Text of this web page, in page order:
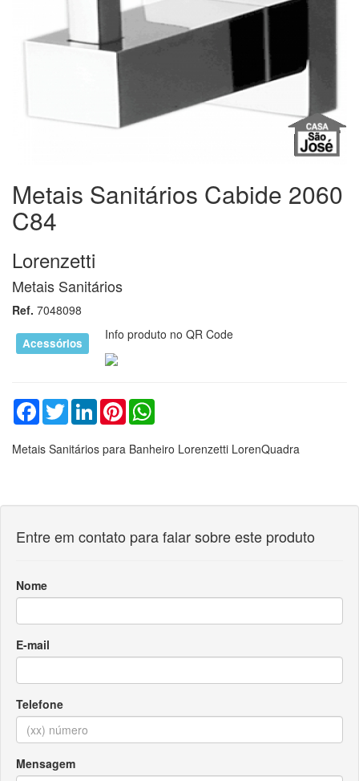
Metais Sanitários Cabide 2060
C84
Lorenzetti
Metais Sanitários
Ref. 7048098
Acessórios
Info produto no QR Code
Facebook
TwitterLinkedInPinterest
Metais Sanitários para Banheiro Lorenzetti LorenQuadra
Entre em contato para falar sobre este produto
Nome
E-mail
Telefone
Mensagem